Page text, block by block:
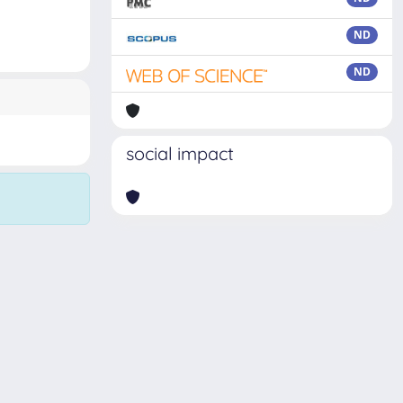
ND
ND
social impact